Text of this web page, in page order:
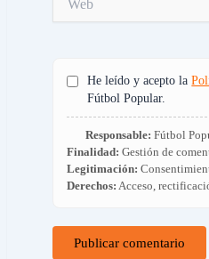
He leído y acepto la
Fútbol Popular.
Responsable: Fútbol
Finalidad: Gestión de
Legitimación:
Derechos: Acceso,